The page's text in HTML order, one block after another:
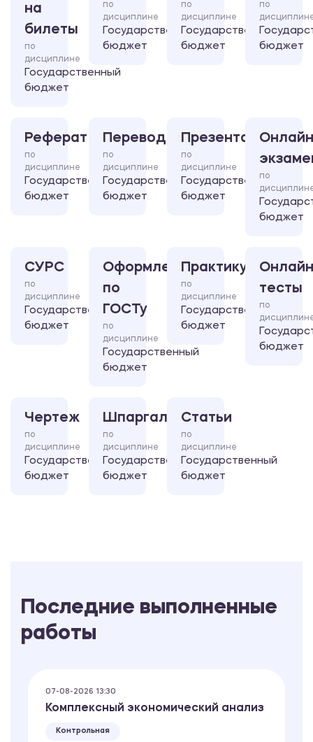
на
билеты
по
дисциплине
Государственный
бюджет
по
дисциплине
Государственный
бюджет
по
дисциплине
Государственный
бюджет
по
бюджет
Реферат
по
дисциплине
Государственный
бюджет
Перевод
по
дисциплине
Государственный
бюджет
Презентация
по
дисциплине
Государственный
бюджет
по
бюджет
СУРС
по
дисциплине
Государственный
бюджет
Оформление
по
ГОСТу
по
дисциплине
Государственный
бюджет
Практикум
по
дисциплине
Государственный
бюджет
тесты
по
бюджет
Чертеж
по
дисциплине
Государственный
бюджет
Шпаргалка
по
дисциплине
Государственный
бюджет
Статьи
по
дисциплине
Государственный
бюджет
Последние выполненные
работы
07-08-2026 13:30
Комплексный экономический анализ
Контрольная